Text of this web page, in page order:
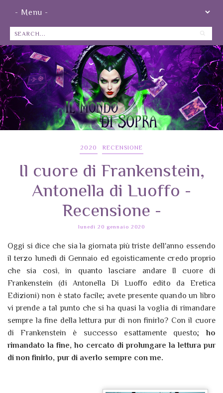
2020 RECENSIONE
Il cuore di Frankenstein,
Antonella di Luoffo -
Recensione -
lunedì 20 gennaio 2020
Oggi si dice che sia la giornata più triste dell'anno essendo
il terzo lunedì di Gennaio ed egoisticamente credo proprio
che sia così, in quanto lasciare andare Il cuore di
Frankenstein (di Antonella Di Luoffo edito da Eretica
Edizioni) non è stato facile; avete presente quando un libro
vi prende a tal punto che si ha quasi la voglia di rimandare
sempre la fine della lettura pur di non finirlo? Con il cuore
di Frankenstein è successo esattamente questo; ho
rimandato la fine, ho cercato di prolungare la lettura pur
di non finirlo, pur di averlo sempre con me.